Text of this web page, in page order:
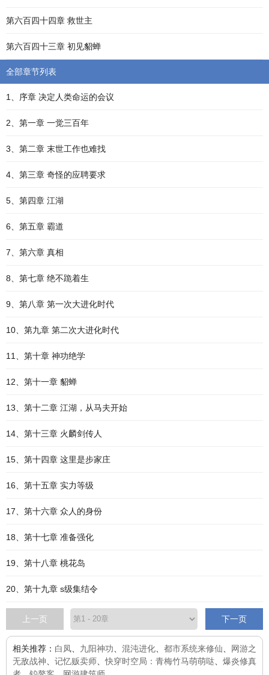
第六百四十四章 救世主
第六百四十三章 初见貂蝉
全部章节列表
1、序章 决定人类命运的会议
2、第一章 一觉三百年
3、第二章 末世工作也难找
4、第三章 奇怪的应聘要求
5、第四章 江湖
6、第五章 霸道
7、第六章 真相
8、第七章 绝不跪着生
9、第八章 第一次大进化时代
10、第九章 第二次大进化时代
11、第十章 神功绝学
12、第十一章 貂蝉
13、第十二章 江湖，从马夫开始
14、第十三章 火麟剑传人
15、第十四章 这里是步家庄
16、第十五章 实力等级
17、第十六章 众人的身份
18、第十七章 准备强化
19、第十八章 桃花岛
20、第十九章 s级集结令
上一页 下一页
相关推荐： 白凤 九阳神功 混沌进化 都市系统来修仙
网游之
无敌战神
记忆贩卖师 、快穿时空局：青梅竹马萌萌哒
爆炎修真